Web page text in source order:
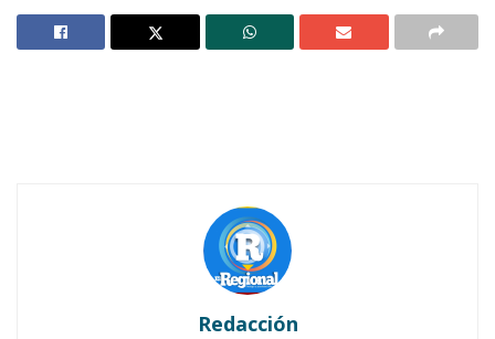
Ahuacatlán celebrá el día de Reyes con rosca y
Redacción